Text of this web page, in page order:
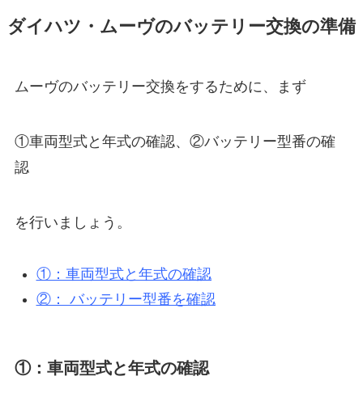
ダイハツ・ムーヴのバッテリー交換の準備
ムーヴのバッテリー交換をするために、まず
①車両型式と年式の確認、②バッテリー型番の確
認
を行いましょう。
①：車両型式と年式の確認
②： バッテリー型番を確認
①：車両型式と年式の確認